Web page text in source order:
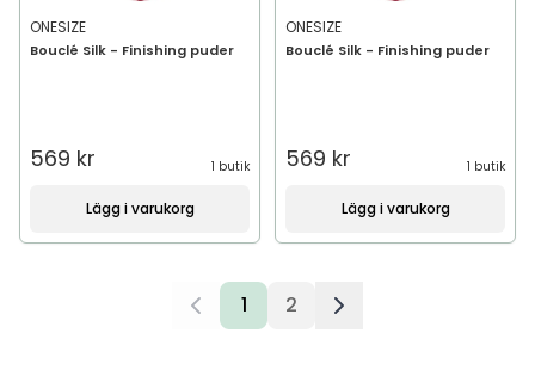
ONESIZE
Bouclé Silk - Finishing puder
569 kr 1 butik
Lägg i varukorg
ONESIZE
Bouclé Silk - Finishing puder
569 kr 1 butik
Lägg i varukorg
1 2